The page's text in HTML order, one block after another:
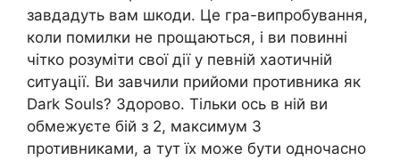
завдадуть вам шкоди. Це гра-випробування,
коли помилки не прощаються, і ви повинні
чітко розуміти свої дії у певній хаотичній
ситуації. Ви завчили прийоми противника як
Dark Souls? Здорово. Тільки ось в ній ви
обмежуєте бій з 2, максимум 3
противниками, а тут їх може бути одночасно